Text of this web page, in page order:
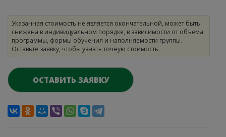
Указанная стоимость не является окончательной, может быть
снижена в индивидуальном порядке, в зависимости от объема
программы, формы обучения и наполняемости группы.
Оставьте заявку, чтобы узнать точную стоимость.
ОСТАВИТЬ ЗАЯВКУ